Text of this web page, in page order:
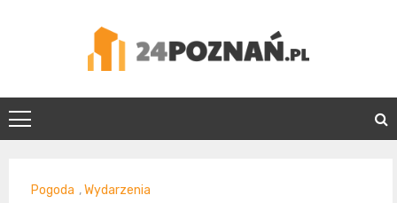
24Poznań.pl
Pogoda ,Wydarzenia